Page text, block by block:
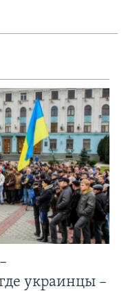
украинцы –